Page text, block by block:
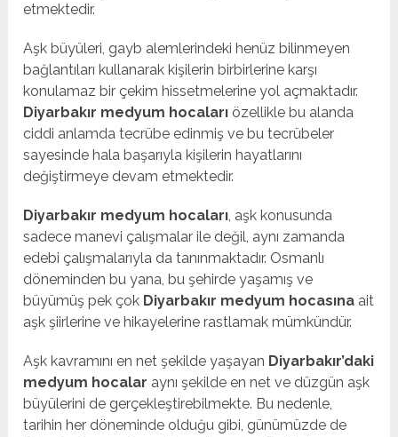
etmektedir.
Aşk büyüleri, gayb alemlerindeki henüz bilinmeyen
bağlantıları kullanarak kişilerin birbirlerine karşı
konulamaz bir çekim hissetmelerine yol açmaktadır.
Diyarbakır medyum hocaları özellikle bu alanda
ciddi anlamda tecrübe edinmiş ve bu tecrübeler
sayesinde hala başarıyla kişilerin hayatlarını
değiştirmeye devam etmektedir.
Diyarbakır medyum hocaları, aşk konusunda
sadece manevi çalışmalar ile değil, aynı zamanda
edebi çalışmalarıyla da tanınmaktadır. Osmanlı
döneminden bu yana, bu şehirde yaşamış ve
büyümüş pek çok Diyarbakır medyum hocasına ait
aşk şiirlerine ve hikayelerine rastlamak mümkündür.
Aşk kavramını en net şekilde yaşayan Diyarbakır’daki
medyum hocalar aynı şekilde en net ve düzgün aşk
büyülerini de gerçekleştirebilmekte. Bu nedenle,
tarihin her döneminde olduğu gibi, günümüzde de